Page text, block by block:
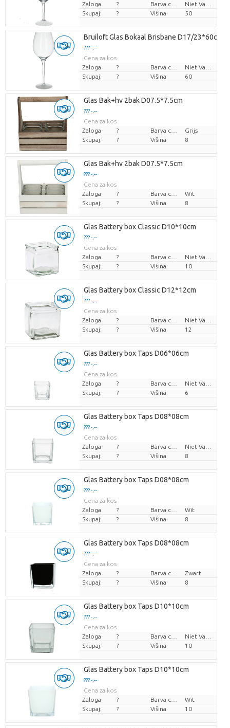
Zaloga
?
Skupaj:
? Višina 50
Bruiloft Glas Bokaal Brisbane D17/23*60cm
??? -,--
Cena za kos
Zaloga
?
Skupaj:
? Višina 60
Glas Bak+hv 2bak D07.5*7.5cm
??? -,--
Cena za kos
Zaloga
?
Grijs
Skupaj:
? Višina 8
Glas Bak+hv 2bak D07.5*7.5cm
??? -,--
Cena za kos
Zaloga
?
Wit
Skupaj:
? Višina 8
Glas Battery box Classic D10*10cm
??? -,--
Cena za kos
Zaloga
?
Skupaj:
? Višina 10
Glas Battery box Classic D12*12cm
??? -,--
Cena za kos
Zaloga
?
Skupaj:
? Višina 12
Glas Battery box Taps D06*06cm
??? -,--
Cena za kos
Zaloga
?
Skupaj:
? Višina 6
Glas Battery box Taps D08*08cm
??? -,--
Cena za kos
Zaloga
?
Skupaj:
? Višina 8
Glas Battery box Taps D08*08cm
??? -,--
Cena za kos
Zaloga
?
Wit
Skupaj:
? Višina 8
Glas Battery box Taps D08*08cm
??? -,--
Cena za kos
Zaloga
?
Zwart
Skupaj:
? Višina 8
Glas Battery box Taps D10*10cm
??? -,--
Cena za kos
Zaloga
?
Skupaj:
? Višina 10
Glas Battery box Taps D10*10cm
??? -,--
Cena za kos
Zaloga
?
Wit
Skupaj:
? Višina 10